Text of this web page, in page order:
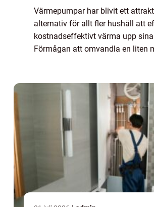
Värmepumpar har blivit ett
alternativ för allt fler hushåll att
kostnadseffektivt värma upp
Förmågan att omvandla en liten